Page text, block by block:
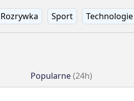
Rozrywka Sport Technologie
Popularne(24h)